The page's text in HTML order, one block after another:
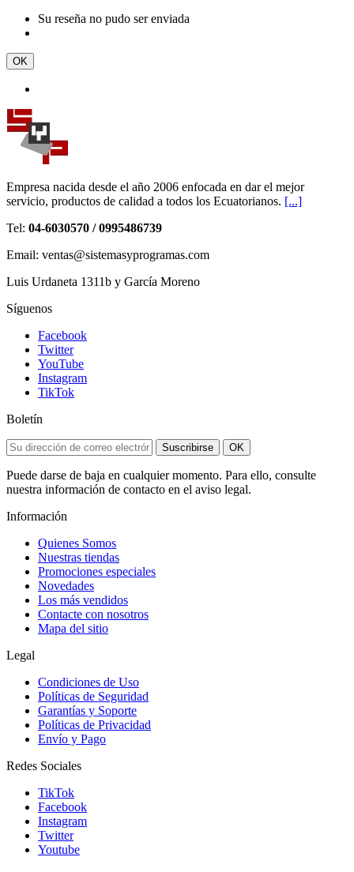
Su reseña no pudo ser enviada
OK
Empresa nacida desde el año 2006 enfocada en dar el mejor
servicio, productos de calidad a todos los Ecuatorianos. [...]
Tel: 04-6030570 / 0995486739
Email: ventas@sistemasyprogramas.com
Luis Urdaneta 1311b y García Moreno
Síguenos
Facebook
Twitter
YouTube
Instagram
TikTok
Boletín
Suscribirse OK
Puede darse de baja en cualquier momento. Para ello, consulte
nuestra información de contacto en el aviso legal.
Información
Quienes Somos
Nuestras tiendas
Promociones especiales
Novedades
Los más vendidos
Contacte con nosotros
Mapa del sitio
Legal
Condiciones de Uso
Políticas de Seguridad
Garantías y Soporte
Políticas de Privacidad
Envío y Pago
Redes Sociales
TikTok
Facebook
Instagram
Twitter
Youtube